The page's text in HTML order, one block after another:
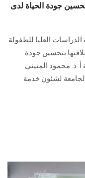
جودة الحياة لدى
العليا للطفولة
بتحسين جودة
د. محمود المتيني
لشئون خدمة